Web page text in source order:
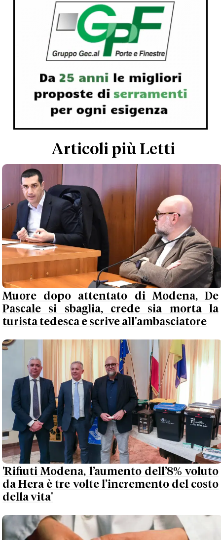
Articoli più Letti
Muore dopo attentato di Modena, De
Pascale si sbaglia, crede sia morta la
turista tedesca e scrive all'ambasciatore
'Rifiuti Modena, l’aumento dell’8% voluto
da Hera è tre volte l’incremento del costo
della vita'